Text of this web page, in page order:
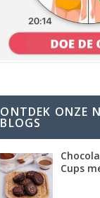
ONTDEK ONZE
BLOGS
Cups